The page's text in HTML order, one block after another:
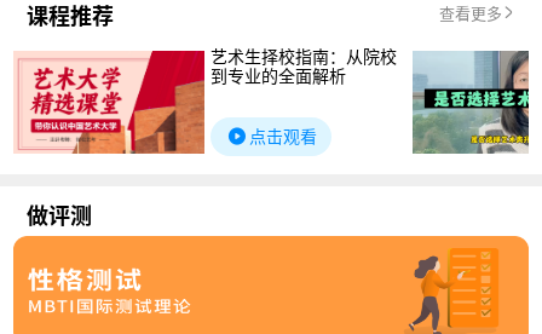
课程推荐 查看更多
艺术生择校指南：从院校
到专业的全面解析
点击观看
做评测